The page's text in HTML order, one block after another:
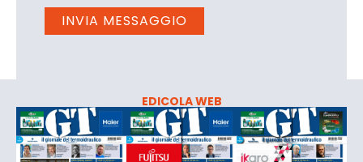
EDICOLA WEB